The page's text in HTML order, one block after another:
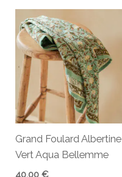
Grand Foulard Albertine
Vert Aqua Bellemme
40,00€